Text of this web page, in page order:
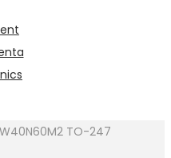
TO-247